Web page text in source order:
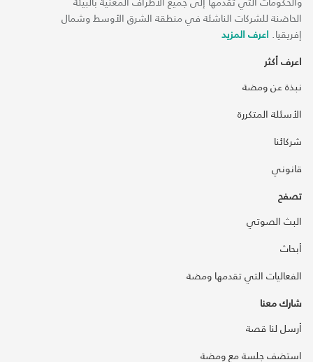
الحاضنة للشركات الناشئة في منطقة الشرق الأوسط وشمال
إفريقيا. اعرف المزيد
اعرف أكثر
نبذة عن ومضة
الأسئلة المتكررة
شركائنا
قانوني
تصفح
البث الصوتي
أبحاث
الفعاليات التي تقدمها ومضة
شارك معنا
أرسل لنا قصة
استضف جلسة مع ومضة